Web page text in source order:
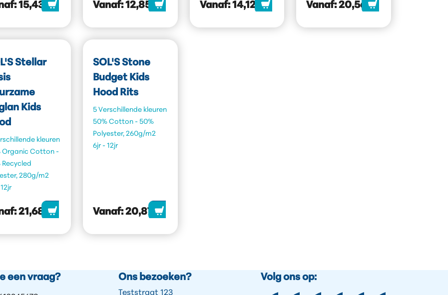
15,43 Vanaf:12,85 Vanaf:14,12 Vanaf: 20,56
Stellar
Kids
kleuren
Organic Cotton -
Recycled
280g/m2
21,68
SOL'S Stone
Budget Kids
Hood Rits
5 Verschillende kleuren
50% Cotton - 50%
Polyester, 260g/m2
6jr - 12jr
Vanaf:20,87
een vraag? Ons bezoeken?
Teststraat 123
Volg ons op: